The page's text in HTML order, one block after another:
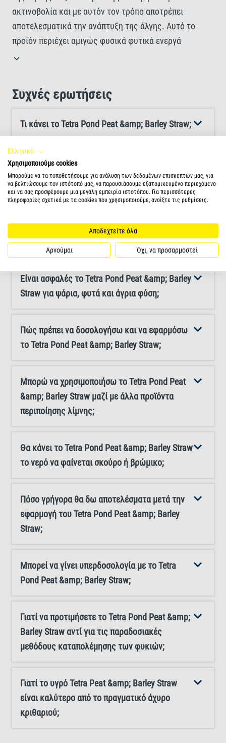
ακτινοβολία και με αυτόν τον τρόπο αποτρέπει
αποτελεσματικά την ανάπτυξη της άλγης. Αυτό το
προϊόν περιέχει αμιγώς φυσικά φυτικά ενεργά
συστατικά από εκχυλίσματα τύρφης και άχυρου
για να δημιουργήσουν μια φυσική προστασία από την
μπορεί να χρησιμοποιηθεί καθ' όλη τη διάρκεια του
όταν η μεταβολική δραστηριότητα των φυτών της
λίμνης είναι ακόμα πολύ χαμηλή σε σύγκριση με αυτή
των φυκών. Για να επιτύχετε το καλύτερο δυνατό
αποτέλεσμα, ανακινήστε καλά πριν από τη χρήση και
παρεχόμενο καπάκι δοσομέτρησης, το εκχύλισμα
άχυρου Tetra Pond Peat&μπορεί να δοσολογηθεί πολύ
εύκολα. Για βέλτιστο αποτέλεσμα, απλώστε το υγρό
ομοιόμορφα στο νερό, π.χ. με ένα ραβδί.
Χρησιμοποιήστε το καπάκι δοσολογίας και προσθέστε
Συχνές ερωτήσεις
Τι κάνει το Tetra Pond Peat &amp; Barley Straw;
Πώς το Tetra Pond Peat &amp; Barley Straw
αποτρέπει την ανάπτυξη φυκών χωρίς χημικά;
χρησιμοποιήσω το Tetra Pond Peat &amp;
Barley Straw;
Είναι ασφαλές το Tetra Pond Peat &amp; Barley
Straw για ψάρια, φυτά και άγρια φύση;
Πώς πρέπει να δοσολογήσω και να εφαρμόσω
το Tetra Pond Peat &amp; Barley Straw;
Μπορώ να χρησιμοποιήσω το Tetra Pond Peat
&amp; Barley Straw μαζί με άλλα προϊόντα
περιποίησης λίμνης;
Θα κάνει το Tetra Pond Peat &amp; Barley Straw
το νερό να φαίνεται σκούρο ή βρώμικο;
Πόσο γρήγορα θα δω αποτελέσματα μετά την
εφαρμογή του Tetra Pond Peat &amp; Barley
Straw;
Μπορεί να γίνει υπερδοσολογία με το Tetra
Pond Peat &amp; Barley Straw;
Γιατί να προτιμήσετε το Tetra Pond Peat &amp;
Barley Straw αντί για τις παραδοσιακές
μεθόδους καταπολέμησης των φυκιών;
Γιατί το υγρό Tetra Peat &amp; Barley Straw
είναι καλύτερο από το πραγματικό άχυρο
κριθαριού;
Ελληνικά
Χρησιμοποιούμε cookies
Μπορούμε να τα τοποθετήσουμε για ανάλυση των δεδομένων επισκεπτών μας, για
να βελτιώσουμε τον ιστότοπό μας, να παρουσιάσουμε εξατομικευμένο περιεχόμενο
και να σας προσφέρουμε μια μεγάλη εμπειρία ιστοτόπου. Για περισσότερες
πληροφορίες σχετικά με τα cookies που χρησιμοποιούμε, ανοίξτε τις ρυθμίσεις.
Αποδεχτείτε όλα
Αρνούμαι Όχι, να προσαρμοστεί